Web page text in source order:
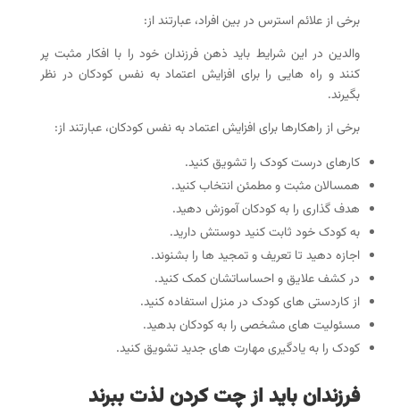
برخی از علائم استرس در بین افراد، عبارتند از:
والدین در این شرایط باید ذهن فرزندان خود را با افکار مثبت پر
کنند و راه هایی را برای افزایش اعتماد به نفس کودکان در نظر
بگیرند.
برخی از راهکارها برای افزایش اعتماد به نفس کودکان، عبارتند از:
کارهای درست کودک را تشویق کنید.
همسالان مثبت و مطمئن انتخاب کنید.
هدف گذاری را به کودکان آموزش دهید.
به کودک خود ثابت کنید دوستش دارید.
اجازه دهید تا تعریف و تمجید ها را بشنوند.
در کشف علایق و احساساتشان کمک کنید.
از کاردستی های کودک در منزل استفاده کنید.
مسئولیت های مشخصی را به کودکان بدهید.
کودک را به یادگیری مهارت های جدید تشویق کنید.
فرزندان باید از چت کردن لذت ببرند